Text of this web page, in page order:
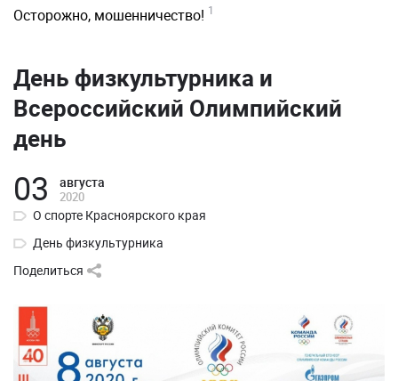
Осторожно, мошенничество! 1
День физкультурника и
Всероссийский Олимпийский
день
03 августа
2020
О спорте Красноярского края
День физкультурника
Поделиться